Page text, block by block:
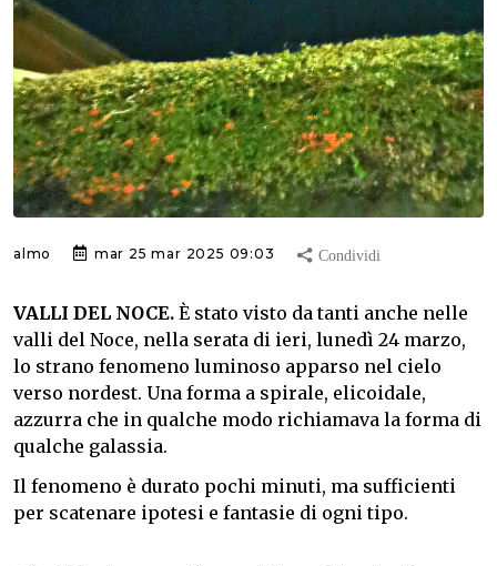
almo mar 25 mar 2025 09:03
VALLI DEL NOCE. È stato visto da tanti anche nelle
valli del Noce, nella serata di ieri, lunedì 24 marzo,
lo strano fenomeno luminoso apparso nel cielo
verso nordest. Una forma a spirale, elicoidale,
azzurra che in qualche modo richiamava la forma di
qualche galassia.
Il fenomeno è durato pochi minuti, ma sufficienti
per scatenare ipotesi e fantasie di ogni tipo.